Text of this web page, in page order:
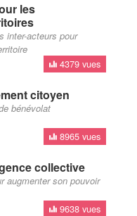
les
inter-acteurs pour
4379 vues
citoyen
bénévolat
8965 vues
collective
augmenter son pouvoir
9638 vues